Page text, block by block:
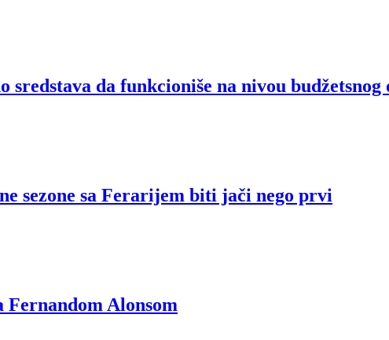
sredstava da funkcioniše na nivou budžetsnog
sezone sa Ferarijem biti jači nego prvi
Alonsom